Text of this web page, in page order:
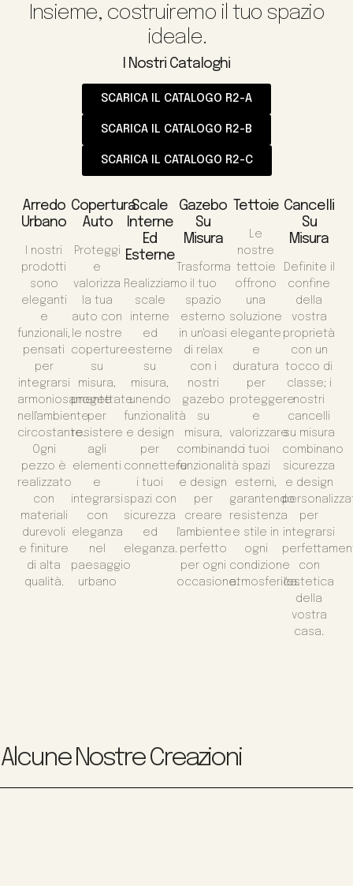
Insieme, costruiremo il tuo spazio
ideale.
I Nostri Cataloghi
SCARICA IL CATALOGO R2-A
SCARICA IL CATALOGO R2-B
SCARICA IL CATALOGO R2-C
Arredo
Urbano
I nostri
prodotti
sono
eleganti
e
funzionali,
pensati
per
integrarsi
armoniosamente
nell'ambiente
circostante.
Ogni
pezzo è
realizzato
con
materiali
durevoli
e finiture
di alta
qualità.
Copertura
Auto
Proteggi
e
valorizza
la tua
auto con
le nostre
coperture
su
misura,
progettate
per
resistere
agli
elementi
e
integrarsi
con
eleganza
nel
paesaggio
urbano
Scale
Interne
Ed
Esterne
Realizziamo
scale
interne
ed
esterne
su
misura,
unendo
funzionalità
e design
per
connettere
i tuoi
spazi con
sicurezza
ed
eleganza.
Gazebo
Su
Misura
Trasforma
il tuo
spazio
esterno
in un'oasi
di relax
con i
nostri
gazebo
su
misura,
combinando
funzionalità
e design
per
creare
l'ambiente
perfetto
per ogni
occasione.
Tettoie
Le
nostre
tettoie
offrono
una
soluzione
elegante
e
duratura
per
proteggere
e
valorizzare
i tuoi
spazi
esterni,
garantendo
resistenza
e stile in
ogni
condizione
atmosferica.
Cancelli
Su
Misura
Definite il
confine
della
vostra
proprietà
con un
tocco di
classe; i
nostri
cancelli
su misura
combinano
sicurezza
e design
per
integrarsi
con
l'estetica
della
vostra
casa.
Alcune Nostre Creazioni